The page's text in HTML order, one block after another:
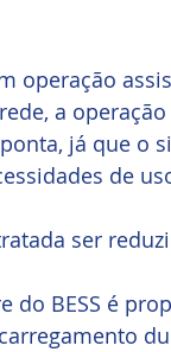
operação
a
já que o
de
ser
do BESS é